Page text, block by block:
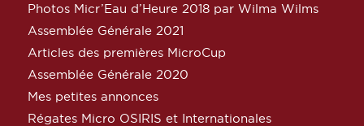
Photos Micr’Eau d’Heure 2018 par Wilma Wilms
Assemblée Générale 2021
Articles des premières MicroCup
Assemblée Générale 2020
Mes petites annonces
Régates Micro OSIRIS et Internationales